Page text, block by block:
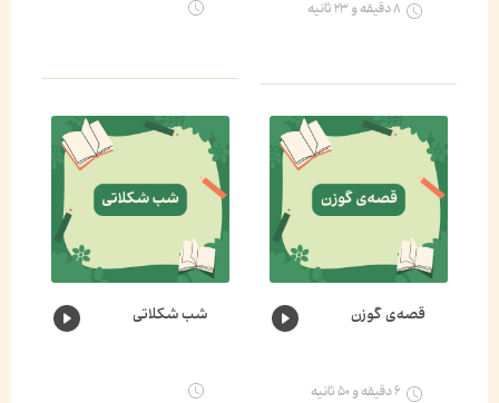
۸ دقیقه و ۲۳ ثانیه
قصه‌ی گوزن
۶ دقیقه و ۵۰ ثانیه
شب شکلاتی